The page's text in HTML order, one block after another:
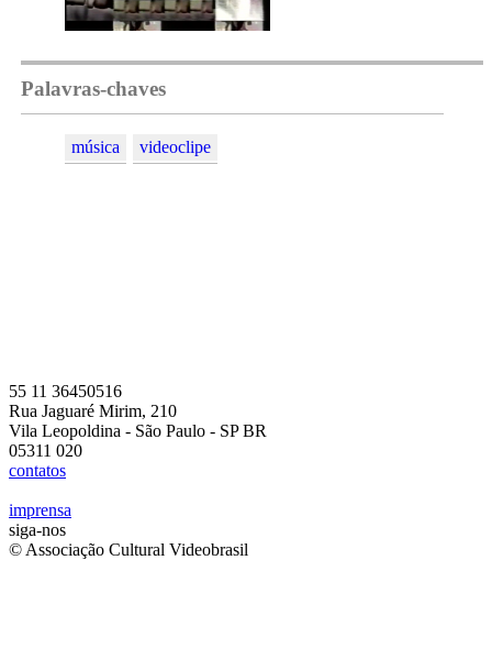
Palavras-chaves
música videoclipe
55 11 36450516
Rua Jaguaré Mirim, 210
Vila Leopoldina - São Paulo - SP BR
05311 020
contatos
imprensa
siga-nos
© Associação Cultural Videobrasil